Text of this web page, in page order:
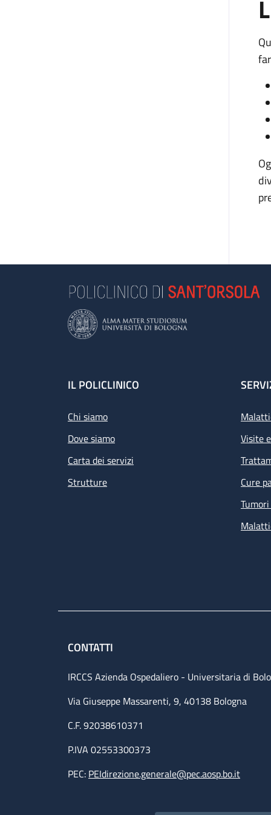
Footer
IL POLICLINICO
Chi siamo
Dove siamo
Carta dei servizi
Strutture
Visite
Cure
CONTATTI
IRCCS Azienda Ospedaliero - Universitaria di
Via Giuseppe Massarenti, 9, 40138 Bologna
C.F. 92038610371
P.IVA 02553300373
PEC: PEIdirezione.generale@pec.aosp.bo.it